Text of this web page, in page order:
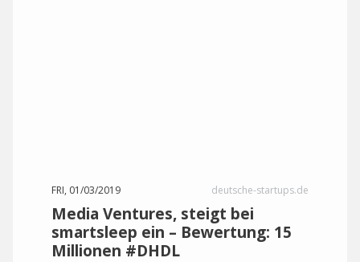
FRI, 01/03/2019 deutsche-startups.de
Media Ventures, steigt bei
smartsleep ein – Bewertung: 15
Millionen #DHDL